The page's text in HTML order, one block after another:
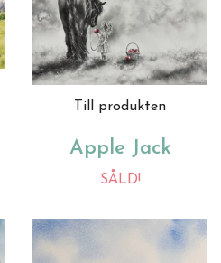
Till produkten
Apple Jack
SÅLD!